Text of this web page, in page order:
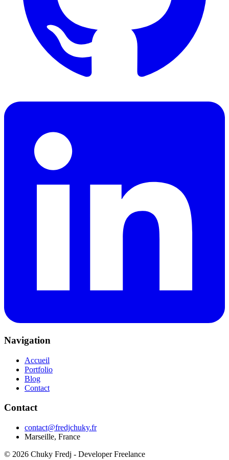
Navigation
Accueil
Portfolio
Blog
Contact
Contact
contact@fredjchuky.fr
Marseille, France
© 2026 Chuky Fredj - Developer Freelance